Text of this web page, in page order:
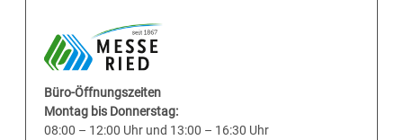
Büro-Öffnungszeiten
Montag bis Donnerstag:
08:00 – 12:00 Uhr und 13:00 – 16:30 Uhr